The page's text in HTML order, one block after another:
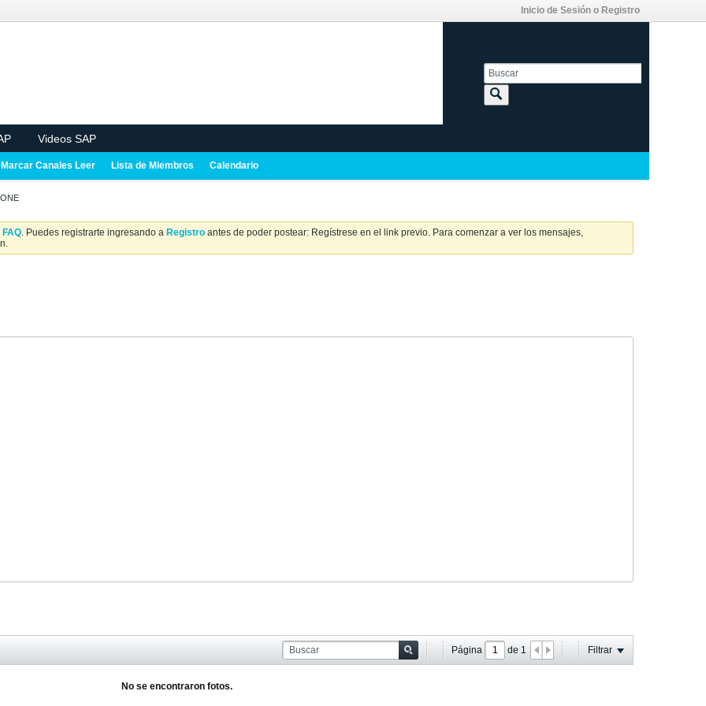
Inicio de Sesión o Registro
Videos SAP
Marcar Canales Leer Lista de Miembros Calendario
FAQ. Puedes registrarte ingresando a Registro antes de poder postear: Regístrese en el link previo. Para comenzar a ver los mensajes,
Página de 1 Filtrar
No se encontraron fotos.